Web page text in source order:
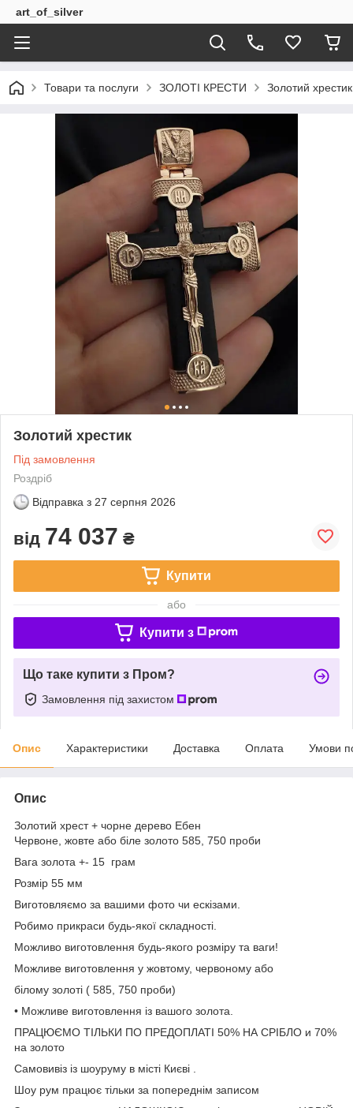
art_of_silver
Товари та послуги ЗОЛОТІ КРЕСТИ Золотий хрестик
Золотий хрестик
Під замовлення
Роздріб
Відправка з 27 серпня 2026
від 74 037 ₴
Купити
або
Купити з
Що таке купити з Пром?
Замовлення під захистом
Опис Характеристики Доставка Оплата Умови
Опис
Золотий хрест + чорне дерево Ебен
Червоне, жовте або біле золото 585, 750 проби
Вага золота +- 15 грам
Розмір 55 мм
Виготовляємо за вашими фото чи ескізами.
Робимо прикраси будь-якої складності.
Можливо виготовлення будь-якого розміру та ваги!
Можливе виготовлення у жовтому, червоному або
білому золоті ( 585, 750 проби)
• Можливе виготовлення із вашого золота.
ПРАЦЮЄМО ТІЛЬКИ ПО ПРЕДОПЛАТІ 50% НА СРІБЛО и 70%
на золото
Самовивіз із шоуруму в місті Києві .
Шоу рум працює тільки за попереднім записом